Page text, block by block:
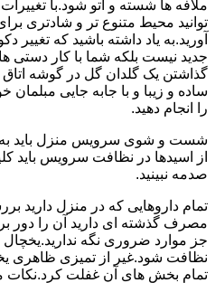
ملافه ها شسته و اتو شود.با
توانید محیط متنوع تر و شادتری
آورید.به یاد داشته باشید که تغییر
جدید نیست بلکه شما با کار دستی
گذاشتن یک گلدان گل در گوشه اتاق
ساده و زیبا و با جابه جایی مبلمان
را انجام دهید.
شست و شوی سرویس منزل باید به
از اسیدها در نظافت سرویس باید
صدمه نبینید.
تمام داروهایی که در منزل دارید
مصرف گذشته ای دارید آن را دور
جز موارد ضروری نگه ندارید.یخچال
نظافت شود.غیر از تمیزی ظاهری
تمام بخش های آن غفلت کرد.نکات